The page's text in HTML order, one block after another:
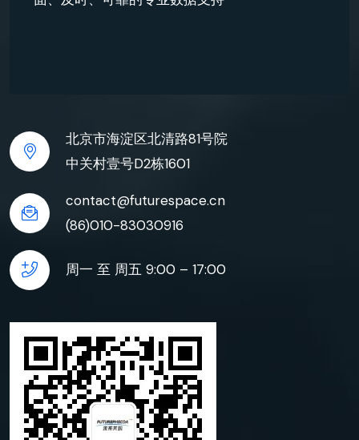
北京市海淀区北清路81号院
中关村壹号D2栋1601
contact@futurespace.cn
(86)010-83030916
周一 至 周五 9:00 – 17:00